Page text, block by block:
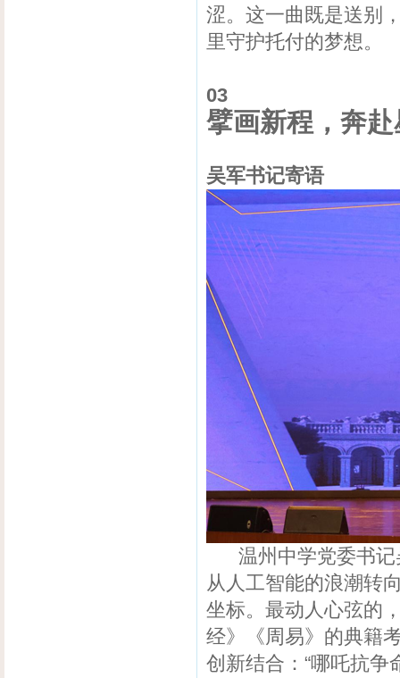
涩。这一曲既是送别
里守护托付的梦想。
03
擘画新程，奔
吴军书记寄语
温州中学党委书记
从人工智能的浪潮转
坐标。最动人心弦的
经》《周易》的典籍
创新结合：“哪吒抗